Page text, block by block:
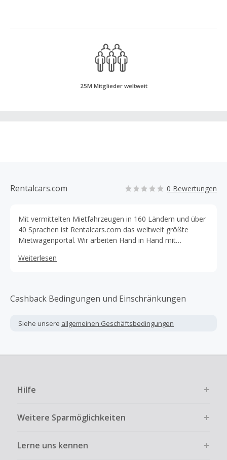
25M Mitglieder weltweit
Rentalcars.com 0 Bewertungen
Mit vermittelten Mietfahrzeugen in 160 Ländern und über
40 Sprachen ist Rentalcars.com das weltweit größte
Mietwagenportal. Wir arbeiten Hand in Hand mit
alle Fahrzeugklassen, inklusive Luxusfahrzeugen, Minivans
Woche, um Ihnen die besten Preise für Ihr Mietfahrzeug
zu finden. Egal wo, egal wann.
Weiterlesen
Cashback Bedingungen und Einschränkungen
Siehe unsere allgemeinen Geschäftsbedingungen
Hilfe
Weitere Sparmöglichkeiten
Lerne uns kennen